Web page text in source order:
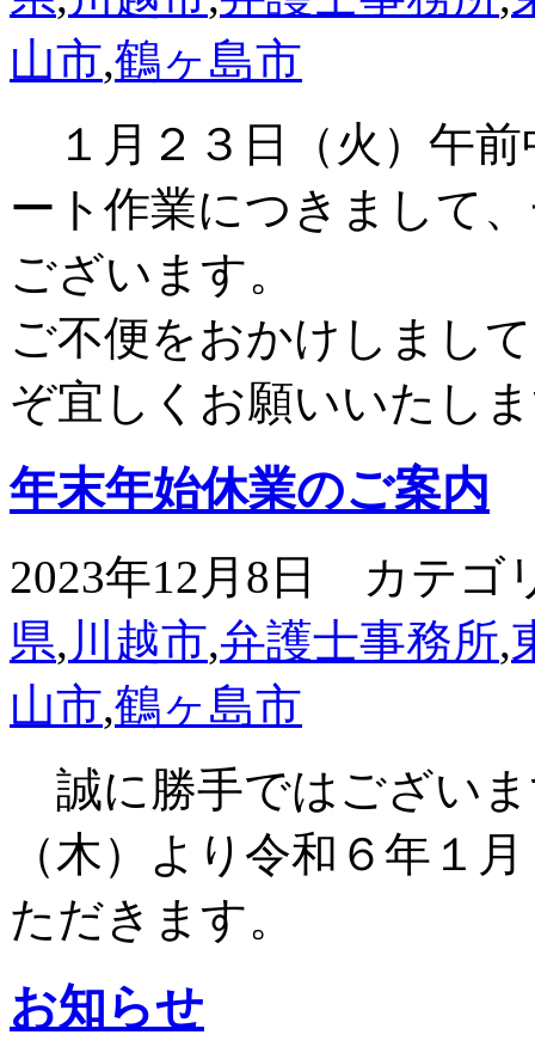
山市,鶴ヶ島市
１月２３日（火）午
ート作業につきまして
ございます。
ご不便をおかけしまし
ぞ宜しくお願いいたし
年末年始休業のご案内
2023年12月8日 カテゴ
県, 川越市,弁護士事務所,
山市,鶴ヶ島市
誠に勝手ではござい
（木）より令和６年１
ただきます。
お知らせ